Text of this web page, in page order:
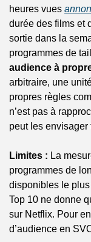
heures vues
durée des films et
sortie dans la
programmes de
audience à
arbitraire, une
propres règles
n’est pas à
peut les
Limites : La
programmes de
disponibles le
Top 10 ne donne
sur Netflix. Pour
d’audience en